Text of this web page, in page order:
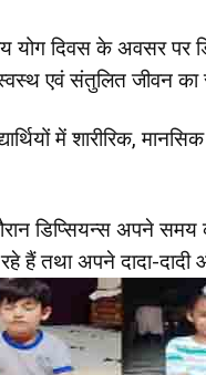
योग दिवस के अवसर पर
एवं संतुलित जीवन का
में शारीरिक,
डिप्सियन्स अपने
हैं तथा अपने दादा-